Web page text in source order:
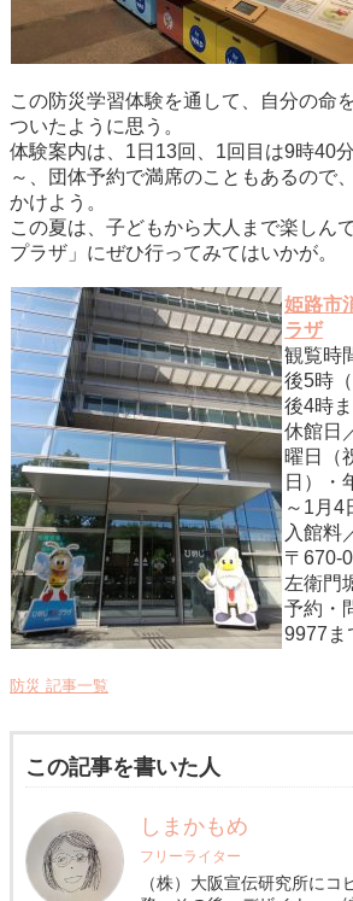
この防災学習体験を通して、自分の命
ついたように思う。
体験案内は、1日13回、1回目は9時40
～、団体予約で満席のこともあるので
かけよう。
この夏は、子どもから大人まで楽しん
プラザ」にぜひ行ってみてはいかが。
姫路市
ラザ
観覧時
後5時
後4時ま
休館日
曜日（
日）・
～1月4
入館料
〒670-
左衛門
予約・
9977ま
防災 記事一覧
この記事を書いた人
しまかもめ
フリーライター
（株）大阪宣伝研究所にコ